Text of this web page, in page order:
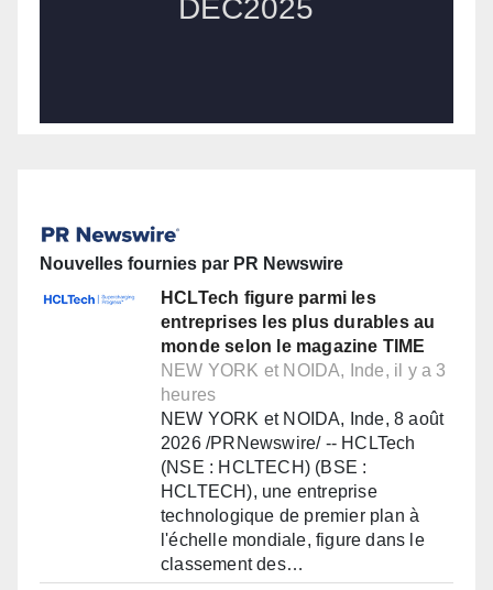
Nouvelles fournies par PR Newswire
HCLTech figure parmi les
entreprises les plus durables au
monde selon le magazine TIME
NEW YORK et NOIDA, Inde, il y a 3
heures
NEW YORK et NOIDA, Inde, 8 août
2026 /PRNewswire/ -- HCLTech
(NSE : HCLTECH) (BSE :
HCLTECH), une entreprise
technologique de premier plan à
l'échelle mondiale, figure dans le
classement des…